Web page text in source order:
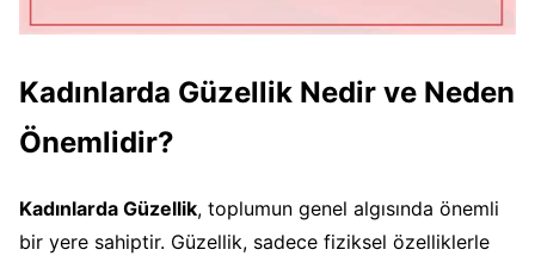
Kadınlarda Güzellik Nedir ve Neden
Önemlidir?
Kadınlarda Güzellik, toplumun genel algısında önemli
bir yere sahiptir. Güzellik, sadece fiziksel özelliklerle